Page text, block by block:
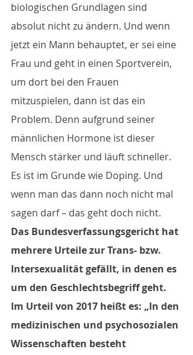
biologischen Grundlagen sind
absolut nicht zu ändern. Und wenn
jetzt ein Mann behauptet, er sei eine
Frau und geht in einen Sportverein,
um dort bei den Frauen
mitzuspielen, dann ist das ein
Problem. Denn aufgrund seiner
männlichen Hormone ist dieser
Mensch stärker und läuft schneller.
Es ist im Grunde wie Doping. Und
wenn man das dann noch nicht mal
sagen darf – das geht doch nicht.
Das Bundesverfassungsgericht hat
mehrere Urteile zur Trans- bzw.
Intersexualität gefällt, in denen es
um den Geschlechtsbegriff geht.
Im Urteil von 2017 heißt es: „In den
medizinischen und psychosozialen
Wissenschaften besteht